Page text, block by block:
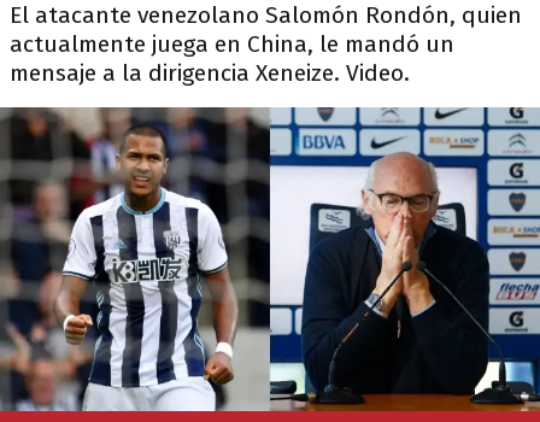
El atacante venezolano Salomón Rondón, quien
actualmente juega en China, le mandó un
mensaje a la dirigencia Xeneize. Video.